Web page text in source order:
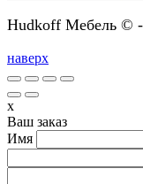
Hudkoff Мебель ©
наверх
x
Ваш заказ
Имя